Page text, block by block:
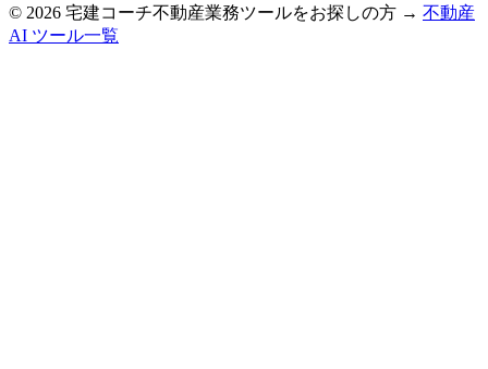
© 2026 宅建コーチ不動産業務ツールをお探しの方 → 不動産
AI ツール一覧